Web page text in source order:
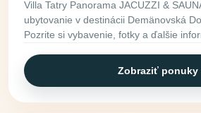
Villa Tatry Panorama JACUZZI &
ubytovanie v destinácii Demänovská
Pozrite si vybavenie, fotky a ďalšie
Zobraziť ponuky